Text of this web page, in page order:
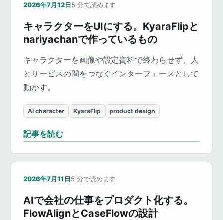
2026年7月12日5 分で読めます
キャラクターをUIにする。KyaraFlipと
nariyachanで作っているもの
キャラクターを画像や設定資料で終わらせず、人
とサービスの間をつなぐインターフェースとして
動かす。
AI character KyaraFlip product design
記事を読む
2026年7月11日5 分で読めます
AIで会社の仕事をプロダクト化する。
FlowAlignとCaseFlowの設計